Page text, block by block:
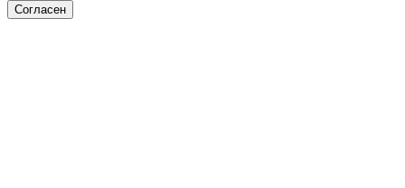
Согласен